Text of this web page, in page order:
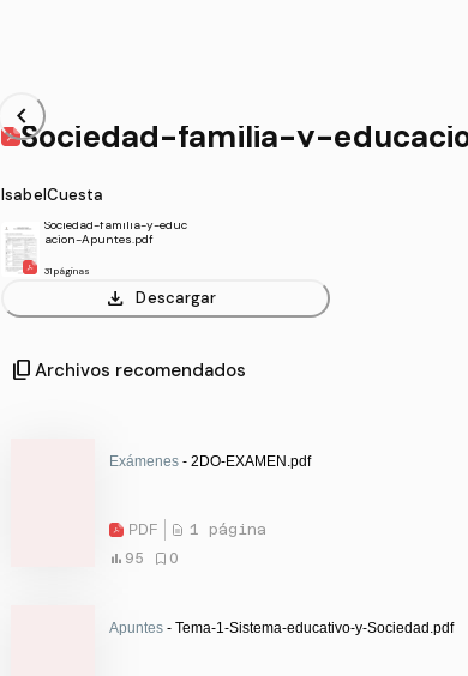
chevron_left
Sociedad-familia-y-
IsabelCuesta
Sociedad-familia-y-educ
acion-Apuntes.pdf
31 páginas
download Descargar
content_copy Archivos recomendados
Exámenes - 2DO-EXAMEN.pdf
PDF
1 página
95
0
Apuntes - Tema-1-Sistema-educativo-y-Sociedad.pdf